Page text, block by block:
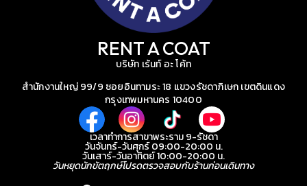
RENT A COAT
บริษัท เร้นท์ อะ โค้ท
สำนักงานใหญ่ 99/9 ซอยอินทามระ 18 แขวงรัชดาภิเษก เขตดินแดง
กรุงเทพมหานคร 10400
เวลาทำการสาขาพระราม 9-รัชดา
วันจันทร์-วันศุกร์ 09:00-20:00 น.
วันเสาร์-วันอาทิตย์ 10:00-20:00 น.
วันหยุดนักขัตฤกษ์โปรดตรวจสอบกับร้านก่อนเดินทาง